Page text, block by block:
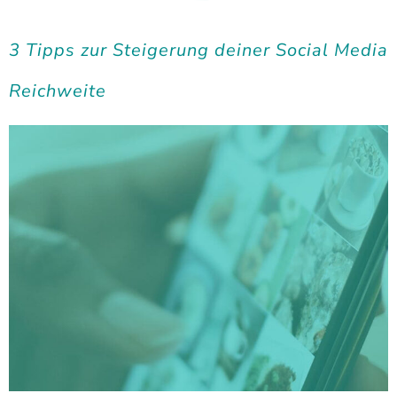
3 Tipps zur Steigerung deiner Social Media
Reichweite